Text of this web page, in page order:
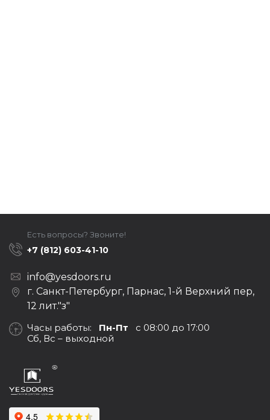
Есть вопросы? Звоните!
+7 (812) 603-41-10
info@yesdoors.ru
г. Санкт-Петербург, Парнас, 1-й Верхний пер,
12 лит."з"
Часы работы: Пн-Пт с 08:00 до 17:00
Сб, Вс – выходной